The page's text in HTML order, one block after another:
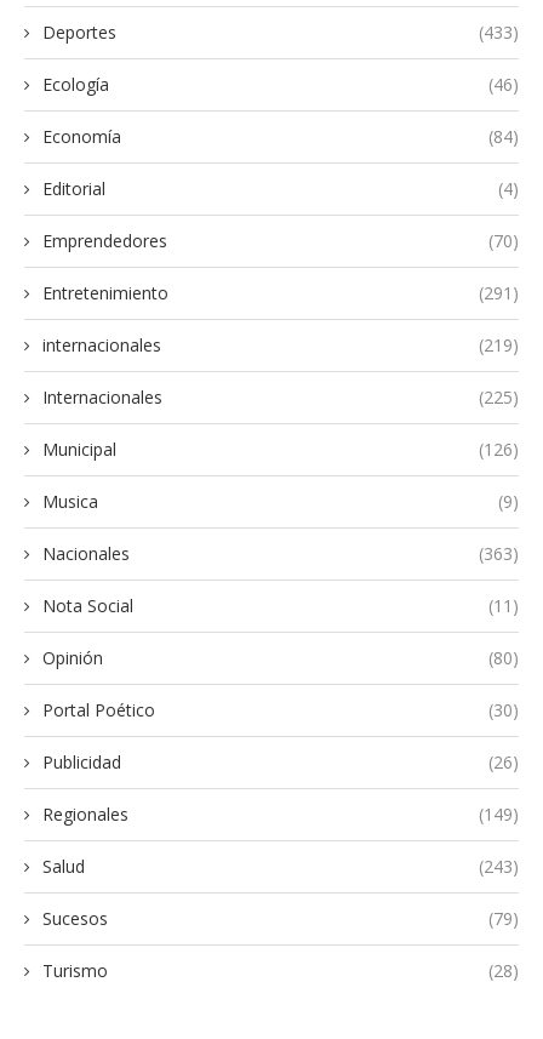
Deportes (433)
Ecología (46)
Economía (84)
Editorial (4)
Emprendedores (70)
Entretenimiento (291)
internacionales (219)
Internacionales (225)
Municipal (126)
Musica (9)
Nacionales (363)
Nota Social (11)
Opinión (80)
Portal Poético (30)
Publicidad (26)
Regionales (149)
Salud (243)
Sucesos (79)
Turismo (28)